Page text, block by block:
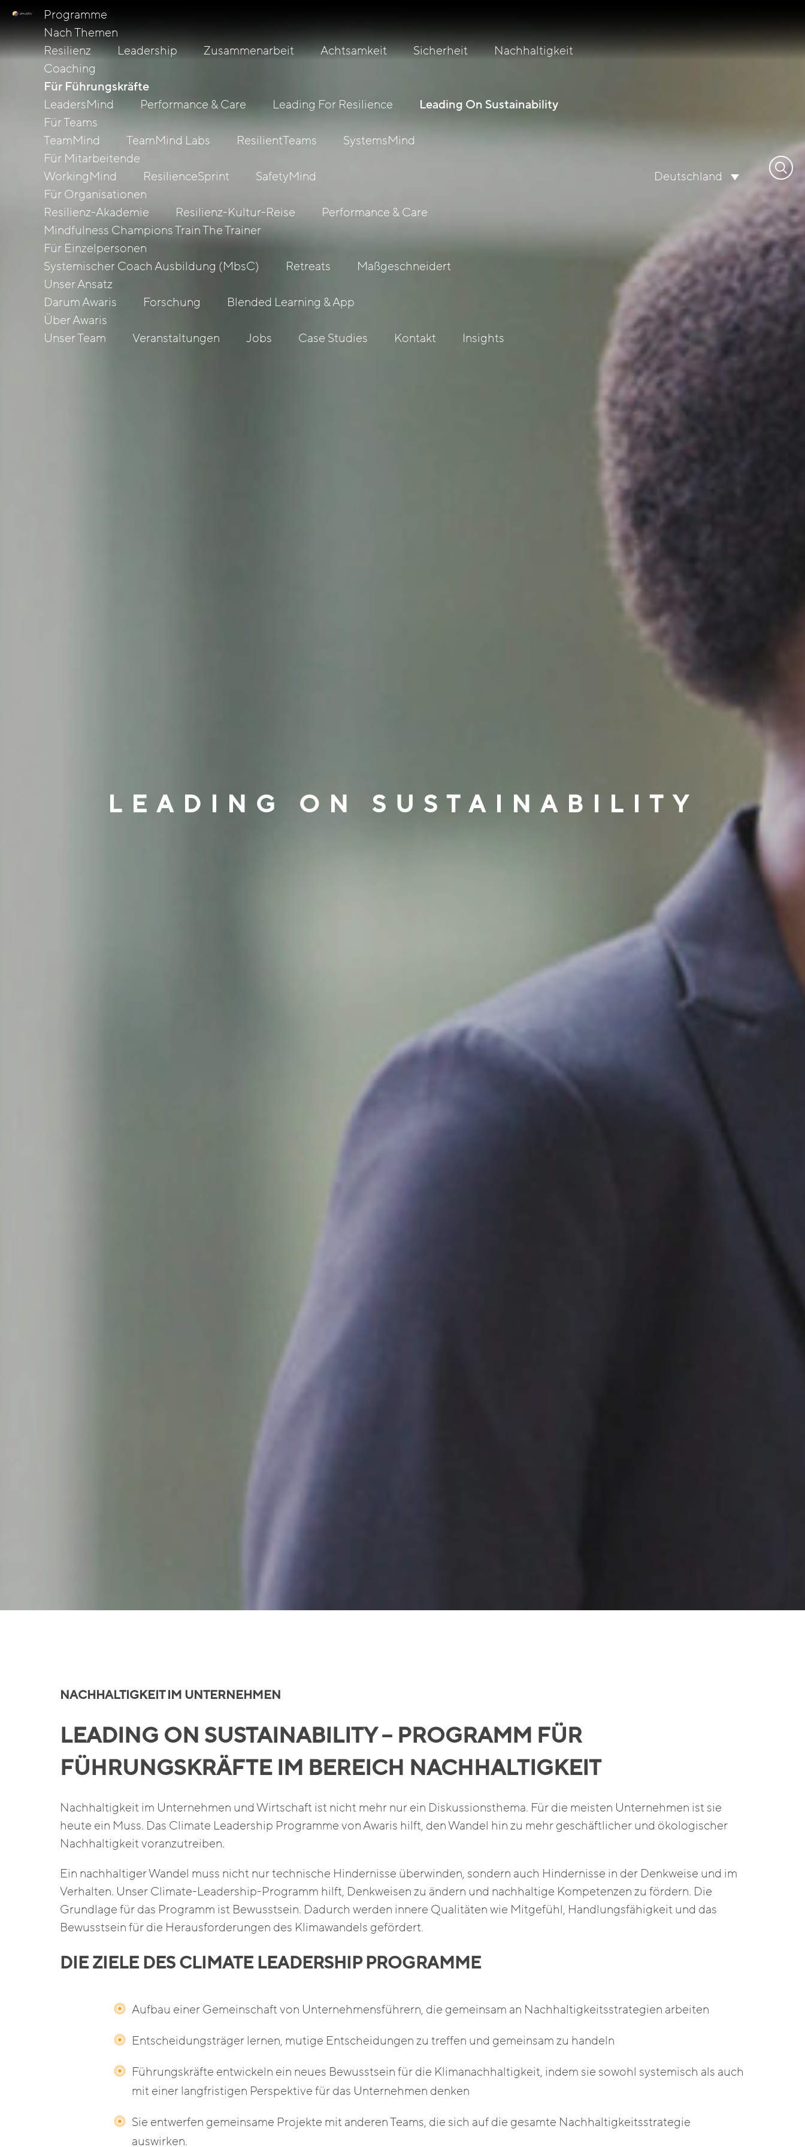
Programme
Nach Themen
Resilienz
Leadership Zusammenarbeit Achtsamkeit Sicherheit
Nachhaltigkeit
Coaching
Für Führungskräfte
LeadersMind
Performance & Care Leading For Resilience
Leading On Sustainability
Für Teams
TeamMind
TeamMind Labs ResilientTeams
SystemsMind
Für Mitarbeitende
WorkingMind
ResilienceSprint
SafetyMind
Für Organisationen
Resilienz-Akademie
Resilienz-Kultur-Reise
Performance & Care
Mindfulness Champions Train The Trainer
Für Einzelpersonen
Systemischer Coach Ausbildung (MbsC)
Retreats
Maßgeschneidert
Unser Ansatz
Darum Awaris
Forschung
Blended Learning & App
Über Awaris
Unser Team
Veranstaltungen Jobs Case Studies Kontakt Insights
Deutschland
nach:
LEADING ON SUSTAINABILITY
NACHHALTIGKEIT IM UNTERNEHMEN
LEADING ON SUSTAINABILITY – PROGRAMM FÜR
FÜHRUNGSKRÄFTE IM BEREICH NACHHALTIGKEIT
Nachhaltigkeit im Unternehmen und Wirtschaft ist nicht mehr nur ein Diskussionsthema. Für die meisten Unternehmen ist sie
heute ein Muss. Das Climate Leadership Programme von Awaris hilft, den Wandel hin zu mehr geschäftlicher und ökologischer
Nachhaltigkeit voranzutreiben.
Ein nachhaltiger Wandel muss nicht nur technische Hindernisse überwinden, sondern auch Hindernisse in der Denkweise und im
Verhalten. Unser Climate-Leadership-Programm hilft, Denkweisen zu ändern und nachhaltige Kompetenzen zu fördern. Die
Grundlage für das Programm ist Bewusstsein. Dadurch werden innere Qualitäten wie Mitgefühl, Handlungsfähigkeit und das
Bewusstsein für die Herausforderungen des Klimawandels gefördert.
DIE ZIELE DES CLIMATE LEADERSHIP PROGRAMME
Aufbau einer Gemeinschaft von Unternehmensführern, die gemeinsam an Nachhaltigkeitsstrategien arbeiten
Entscheidungsträger lernen, mutige Entscheidungen zu treffen und gemeinsam zu handeln
Führungskräfte entwickeln ein neues Bewusstsein für die Klimanachhaltigkeit, indem sie sowohl systemisch als auch
mit einer langfristigen Perspektive für das Unternehmen denken
Sie entwerfen gemeinsame Projekte mit anderen Teams, die sich auf die gesamte Nachhaltigkeitsstrategie
auswirken.